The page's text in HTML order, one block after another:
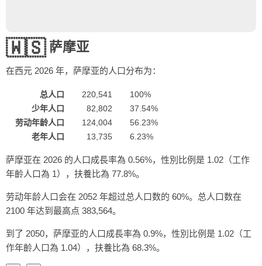
🇼🇸萨摩亚
在西元 2026 年，萨摩亚的人口分布为：
总人口 220,541
100%
少年人口
82,802
37.54%
劳动年龄人口
124,004
56.23%
老年人口
13,735 6.23%
萨摩亚在 2026 的人口成長率為 0.56%，性別比例是 1.02（工作
年齡人口為 1），扶養比為 77.8%。
劳动年龄人口会在 2052 年超过总人口数的 60%。总人口数在
2100 年达到最高点 383,564。
到了 2050，萨摩亚的人口成長率為 0.9%，性別比例是 1.02（工
作年齡人口為 1.04），扶養比為 68.3%。